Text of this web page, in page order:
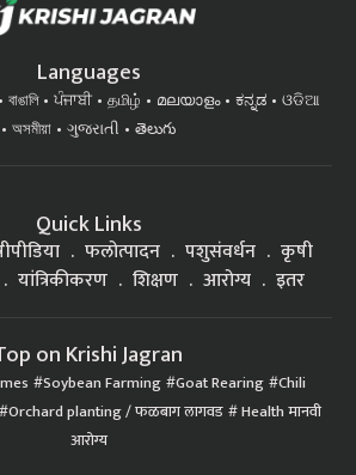
Languages
বাঙালি ਪੰਜਾਬੀ தமிழ் മലയാളം ಕನ್ನಡ
ଓଡିଆ
অসমীয়া
ગુજરાતી తెలుగు
Quick Links
फलोत्पादन पशुसंवर्धन
कृषी
यांत्रिकीकरण शिक्षण आरोग्य इतर
on Krishi Jagran
Soybean Farming Goat Rearing Chili
Orchard planting / फळबाग लागवड Health मानवी
आरोग्य